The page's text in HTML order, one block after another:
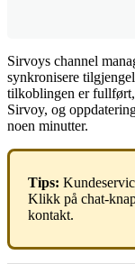
Sirvoys channel
synkronisere
tilkoblingen er fullført,
Sirvoy, og
noen minutter.
Tips:
Klikk på chat-
kontakt.